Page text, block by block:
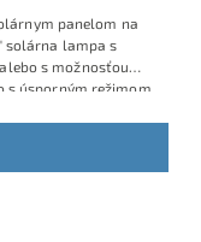
panelom na
solárna lampa s
s možnosťou
s úsporným režimom